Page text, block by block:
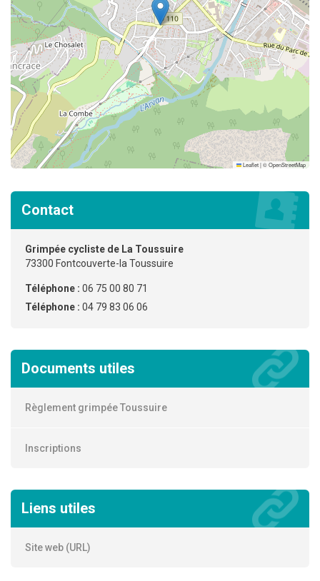
Leaflet|©OpenStreetMap
Contact
Grimpée cycliste de La Toussuire
73300 Fontcouverte-la Toussuire
Téléphone : 06 75 00 80 71
Téléphone : 04 79 83 06 06
Documents utiles
Règlement grimpée Toussuire
Inscriptions
Liens utiles
Site web (URL)